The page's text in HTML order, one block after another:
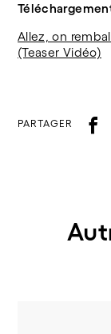
Allez, on
(Teaser Vidéo)
PARTAGER f